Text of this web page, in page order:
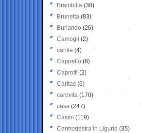
Brambilla (38)
Brunetta (83)
Burlando (26)
Camogli (2)
canile (4)
Cappello (8)
Caprotti (2)
Caritas (6)
carovita (170)
casa (247)
Casini (119)
Centrodestra in Liguria (35)